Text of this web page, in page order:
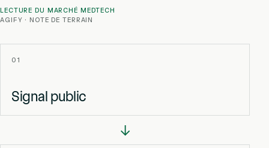
LECTURE DU MARCHÉ MEDTECH
AGIFY · NOTE DE TERRAIN
01
Signal public
→